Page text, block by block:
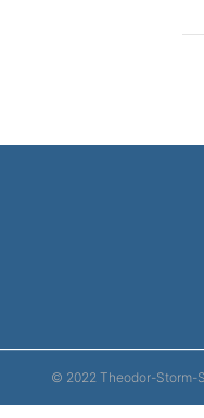
© 2022 Theodor-Storm-